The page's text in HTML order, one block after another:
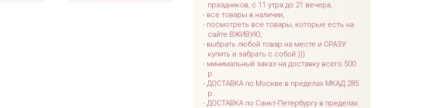
праздников, с 11 утра до 21 вечера,
все товары в наличии,
посмотреть все товары, которые есть на
сайте ВЖИВУЮ,
выбрать любой товар на месте и СРАЗУ
купить и забрать с собой )))
минимальный заказ на доставку всего 500
р.
ДОСТАВКА по Москве в пределах МКАД 285
р.
ДОСТАВКА по Санкт-Петербургу в пределах